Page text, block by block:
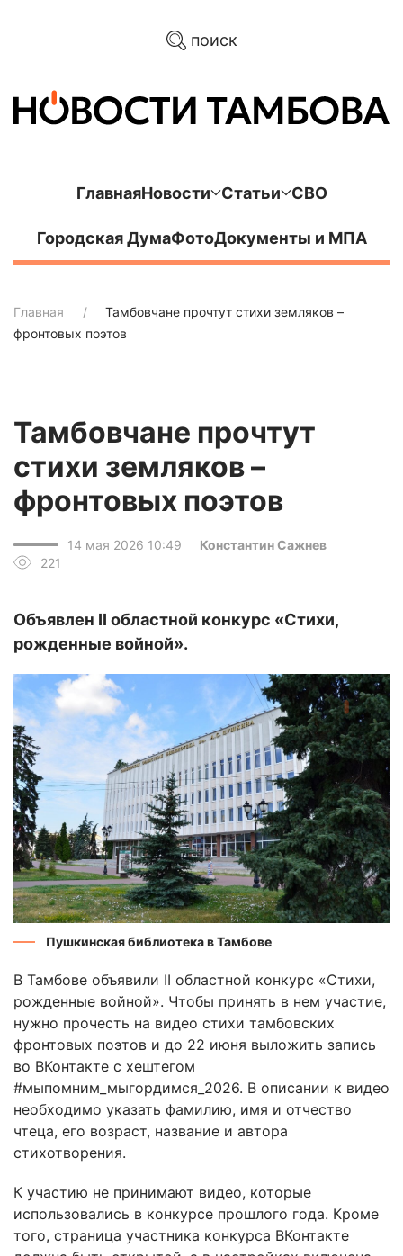
поиск
ГлавнаяНовости Статьи СВО
Городская ДумаФотоДокументы и МПА
Главная
Тамбовчане прочтут стихи земляков –
фронтовых поэтов
Тамбовчане прочтут
стихи земляков –
фронтовых поэтов
14 мая 2026 10:49
Константин Сажнев
221
Объявлен II областной конкурс «Стихи,
рожденные войной».
Пушкинская библиотека в Тамбове
В Тамбове объявили II областной конкурс «Стихи,
рожденные войной». Чтобы принять в нем участие,
нужно прочесть на видео стихи тамбовских
фронтовых поэтов и до 22 июня выложить запись
во ВКонтакте с хештегом
#мыпомним_мыгордимся_2026. В описании к видео
необходимо указать фамилию, имя и отчество
чтеца, его возраст, название и автора
стихотворения.
К участию не принимают видео, которые
использовались в конкурсе прошлого года. Кроме
того, страница участника конкурса ВКонтакте